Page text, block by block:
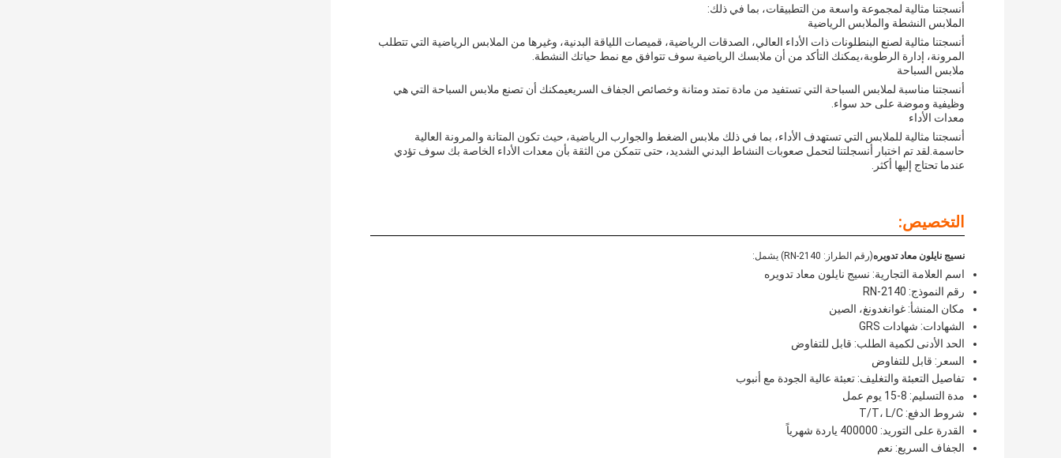
أنسجتنا مثالية لمجموعة واسعة من التطبيقات، بما في ذلك:
الملابس النشطة والملابس الرياضية
أنسجتنا مثالية لصنع البنطلونات ذات الأداء العالي، الصدقات الرياضية، قميصات اللياقة البدنية، وغيرها من الملابس الرياضية التي تتطلب
المرونة، إدارة الرطوبة،يمكنك التأكد من أن ملابسك الرياضية سوف تتوافق مع نمط حياتك النشطة.
ملابس السباحة
أنسجتنا مناسبة لملابس السباحة التي تستفيد من مادة تمتد ومتانة وخصائص الجفاف السريعيمكنك أن تصنع ملابس السباحة التي هي
وظيفية وموضة على حد سواء.
معدات الأداء
أنسجتنا مثالية للملابس التي تستهدف الأداء، بما في ذلك ملابس الضغط والجوارب الرياضية، حيث تكون المتانة والمرونة العالية
حاسمة.لقد تم اختبار أنسجلتنا لتحمل صعوبات النشاط البدني الشديد، حتى تتمكن من الثقة بأن معدات الأداء الخاصة بك سوف تؤدي
عندما تحتاج إليها أكثر.
التخصيص:
نسيج نايلون معاد تدويره(رقم الطراز: RN-2140) يشمل:
اسم العلامة التجارية: نسيج نايلون معاد تدويره
رقم النموذج: RN-2140
مكان المنشأ: غوانغدونغ، الصين
الشهادات: شهادات GRS
الحد الأدنى لكمية الطلب: قابل للتفاوض
السعر: قابل للتفاوض
تفاصيل التعبئة والتغليف: تعبئة عالية الجودة مع أنبوب
مدة التسليم: 8-15 يوم عمل
شروط الدفع: T/T، L/C
القدرة على التوريد: 400000 ياردة شهرياً
الجفاف السريع: نعم